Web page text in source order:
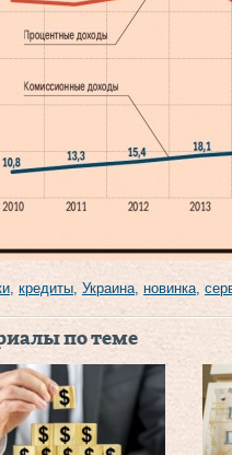
, кредиты, Украина, новинка,
по теме